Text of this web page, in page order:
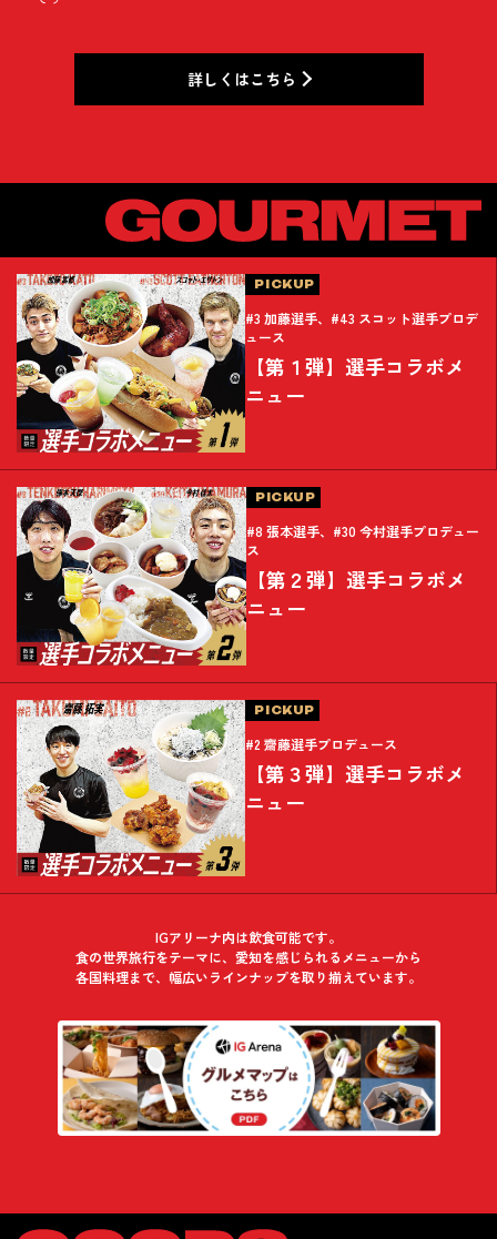
詳しくはこちら
PICKUP
#3 加藤選手、#43 スコット選手プロデ
ュース
【第１弾】選手コラボメ
ニュー
PICKUP
#8 張本選手、#30 今村選手プロデュー
ス
【第２弾】選手コラボメ
ニュー
PICKUP
#2 齋藤選手プロデュース
【第３弾】選手コラボメ
ニュー
IGアリーナ内は飲食可能です。
食の世界旅行をテーマに、愛知を感じられるメニューから
各国料理まで、幅広いラインナップを取り揃えています。